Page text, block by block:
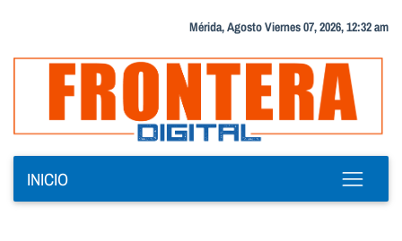
Mérida, Agosto Viernes 07, 2026, 12:32 am
INICIO